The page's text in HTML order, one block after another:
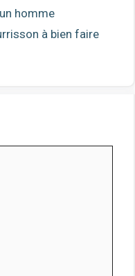
homme
à bien faire